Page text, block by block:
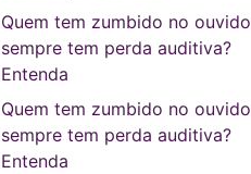
Quem tem zumbido no ouvido
sempre tem perda auditiva?
Entenda
Quem tem zumbido no ouvido
sempre tem perda auditiva?
Entenda